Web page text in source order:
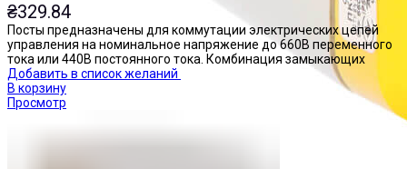
₴329.84
Посты предназначены для коммутации электрических цепей
управления на номинальное напряжение до 660В переменного
тока или 440В постоянного тока. Комбинация замыкающих
Добавить в список желаний
В корзину
Просмотр